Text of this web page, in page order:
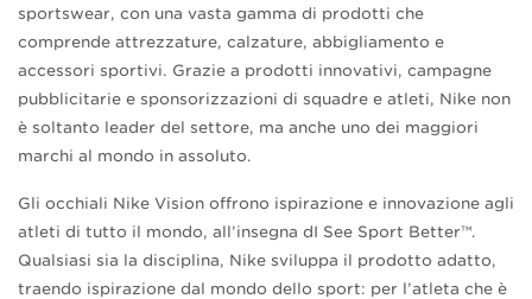
sportswear, con una vasta gamma di prodotti che
comprende attrezzature, calzature, abbigliamento e
accessori sportivi. Grazie a prodotti innovativi, campagne
pubblicitarie e sponsorizzazioni di squadre e atleti, Nike non
è soltanto leader del settore, ma anche uno dei maggiori
marchi al mondo in assoluto.
Gli occhiali Nike Vision offrono ispirazione e innovazione agli
atleti di tutto il mondo, all’insegna dI See Sport Better™.
Qualsiasi sia la disciplina, Nike sviluppa il prodotto adatto,
traendo ispirazione dal mondo dello sport: per l’atleta che è